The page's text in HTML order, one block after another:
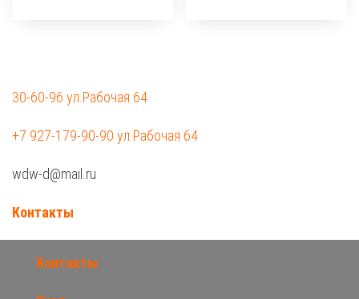
30-60-96 ул.Рабочая 64
+7 927-179-90-90 ул.Рабочая 64
wdw-d@mail.ru
Контакты
Контакты